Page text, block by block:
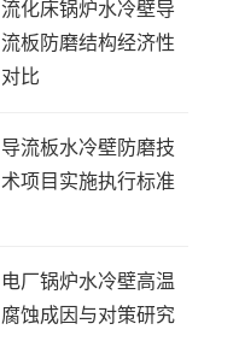
流化床锅炉水冷壁导
流板防磨结构经济性
对比
导流板水冷壁防磨技
术项目实施执行标准
电厂锅炉水冷壁高温
腐蚀成因与对策研究